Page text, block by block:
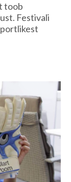
toob
Festivali